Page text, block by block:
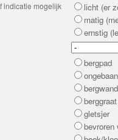
indicatie mogelijk
licht (er
matig
ernstig
bergpad
bergwand
berggraat
gletsjer
bevroren